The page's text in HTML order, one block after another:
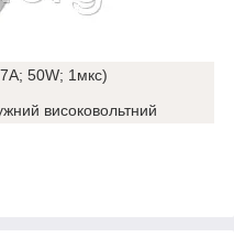
50W; 1мкс)
високовольтний